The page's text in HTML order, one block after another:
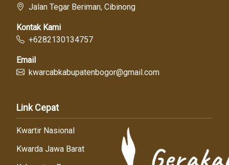
Jalan Tegar Beriman, Cibinong
Kontak Kami
+6282130134757
Email
kwarcabkabupatenbogor@gmail.com
Link Cepat
Kwartir Nasional
Kwarda Jawa Barat